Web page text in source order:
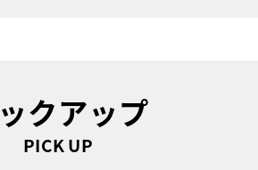
クアップ
PICK UP